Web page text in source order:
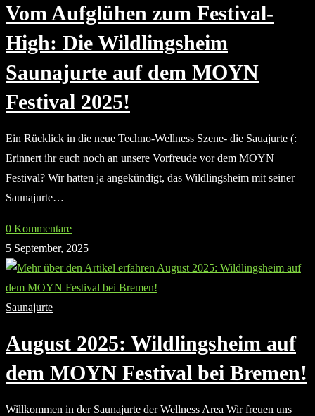
Vom Aufglühen zum Festival-
High: Die Wildlingsheim
Saunajurte auf dem MOYN
Festival 2025!
Ein Rücklick in die neue Techno-Wellness Szene- die Sauajurte (:
Erinnert ihr euch noch an unsere Vorfreude vor dem MOYN
Festival? Wir hatten ja angekündigt, das Wildlingsheim mit seiner
Saunajurte…
0 Kommentare
5 September, 2025
Saunajurte
August 2025: Wildlingsheim auf
dem MOYN Festival bei Bremen!
Willkommen in der Saunajurte der Wellness Area Wir freuen uns